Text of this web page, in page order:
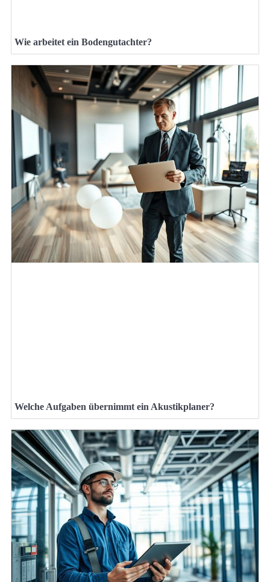
Wie arbeitet ein Bodengutachter?
Welche Aufgaben übernimmt ein Akustikplaner?